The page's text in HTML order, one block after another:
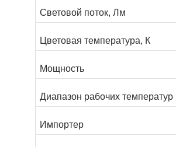
Световой поток, Лм
Цветовая температура, К
Мощность
Диапазон рабочих температур
Импортер